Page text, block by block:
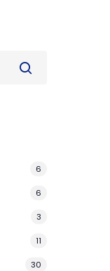
6
6
3
11
30